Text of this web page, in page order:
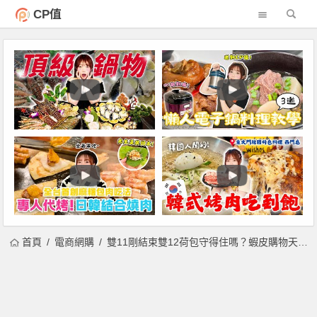
CP值
首頁 電商網購 雙11剛結束雙12荷包守得住嗎？蝦皮購物天天優惠，iphone 12 pro 128G 1萬2帶回家！